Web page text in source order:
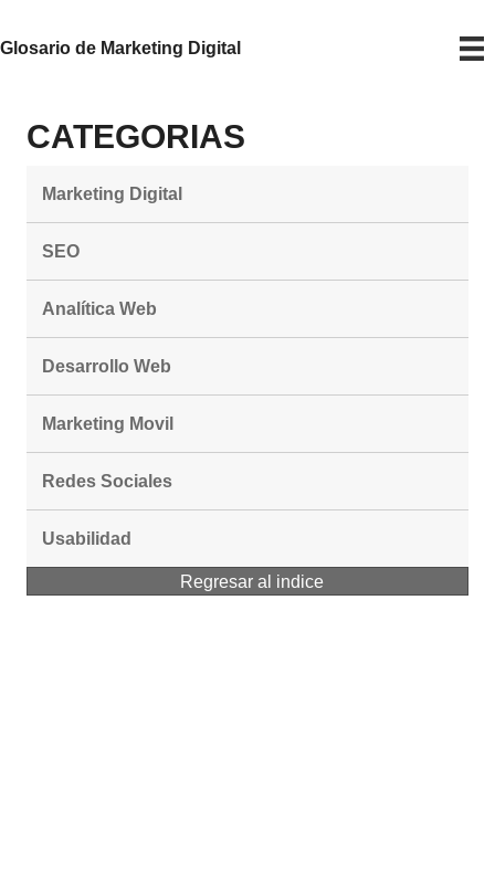
Glosario de Marketing Digital
CATEGORIAS
Marketing Digital
SEO
Analítica Web
Desarrollo Web
Marketing Movil
Redes Sociales
Usabilidad
Regresar al indice